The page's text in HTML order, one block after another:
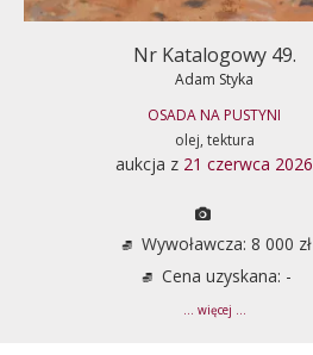
Nr Katalogowy 49.
Adam Styka
OSADA NA PUSTYNI
olej, tektura
aukcja z 21 czerwca 2026
Wywoławcza: 8 000 zł
Cena uzyskana: -
... więcej ...